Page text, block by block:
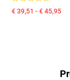
€ 39,51 - € 45,95